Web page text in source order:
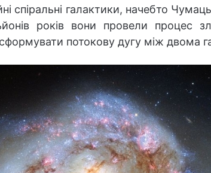
спіральні галактики, начебто
років вони провели процес
потокову дугу між двома